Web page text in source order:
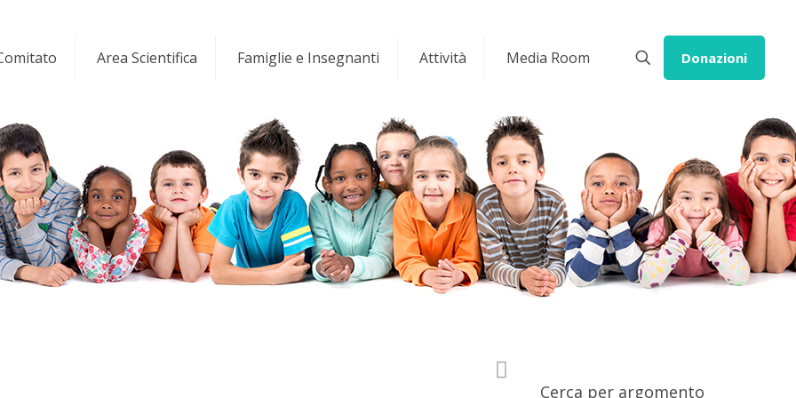
Area Scientifica Famiglie e Insegnanti Attività Media Room Donazioni
Cerca per argomento